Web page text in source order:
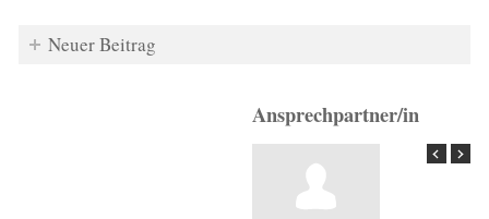
Neuer Beitrag
Ansprechpartner/in